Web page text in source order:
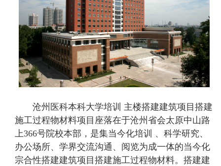
沧州医科本科大学培训 主楼搭建建筑项目搭建
施工过程物材料项目座落在于沧州省会太原中山路
上366号院校本部，是集当今化培训 、科学研究、
办公场所、学界交流沟通、阅览为成一体的当今化
宗合性搭建建筑项目搭建施工过程物材料。搭建建